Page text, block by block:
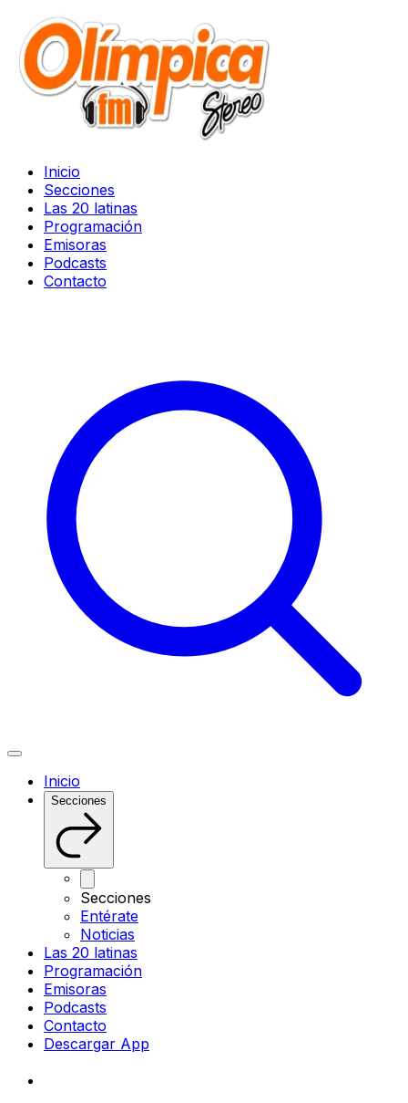
Inicio
Secciones
Las 20 latinas
Programación
Emisoras
Podcasts
Contacto
Inicio
Secciones
Secciones
Entérate
Noticias
Las 20 latinas
Programación
Emisoras
Podcasts
Contacto
Descargar App